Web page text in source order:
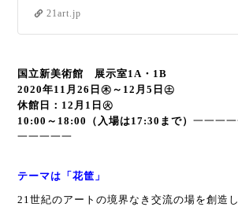
21art.jp
国立新美術館 展示室1A・1B
2020年11月26日㊍～12月5日㊏
休館日：12月1日㊋
10:00～18:00（入場は17:30まで） 一一一
一一一一一
テーマは「花筐」
21世紀のアートの境界なき交流の場を創造